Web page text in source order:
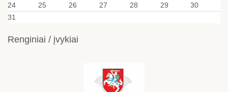
24
25 26 27 28 29
30
31
Renginiai / įvykiai